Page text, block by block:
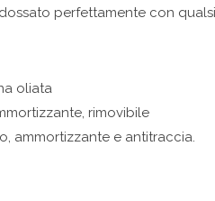
perfettamente con
oliata
rimovibile
ammortizzante e antitraccia.